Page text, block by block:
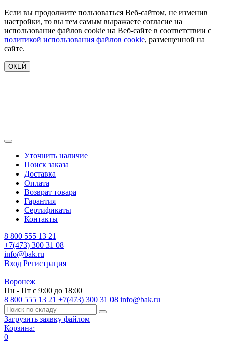
Если вы продолжите пользоваться Веб-сайтом, не изменив
настройки, то вы тем самым выражаете согласие на
использование файлов cookie на Веб-сайте в соответствии с
политикой использования файлов cookie, размещенной на
сайте.
ОКЕЙ
Уточнить наличие
Поиск заказа
Доставка
Оплата
Возврат товара
Гарантия
Сертификаты
Контакты
8 800 555 13 21
+7(473) 300 31 08
info@bak.ru
Вход Регистрация
Воронеж
Пн - Пт с 9:00 до 18:00
8 800 555 13 21 +7(473) 300 31 08 info@bak.ru
Загрузить заявку файлом
Корзина:
0